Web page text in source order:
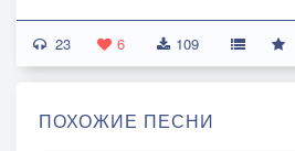
Мне разговор тверёзый
О жизни ни к чему…
Я вытираю слёзы
Он третий день на фотке
23 6 109
ПОХОЖИЕ ПЕСНИ